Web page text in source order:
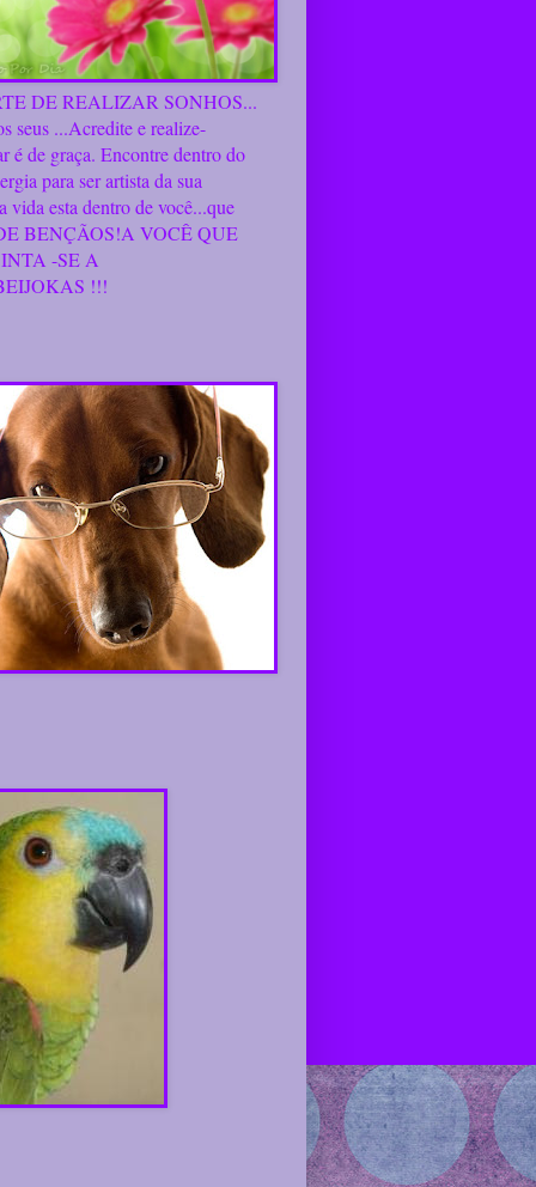
DE REALIZAR SONHOS...
seus ...Acredite e realize-
é de graça. Encontre dentro do
para ser artista da sua
vida esta dentro de você...que
BENÇÃOS!A VOCÊ QUE
-SE A
!!!